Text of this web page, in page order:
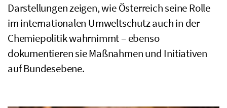
Darstellungen zeigen, wie Österreich seine Rolle
im internationalen Umweltschutz auch in der
Chemiepolitik wahrnimmt – ebenso
dokumentieren sie Maßnahmen und Initiativen
auf Bundesebene.